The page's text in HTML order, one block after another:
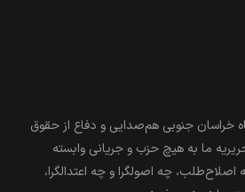
خراسان جنوبی هم‌صدایی و دفاع از حقوق
ما به هیچ حزب و جریانی وابسته
چه اصولگرا و چه اعتدالگرا،